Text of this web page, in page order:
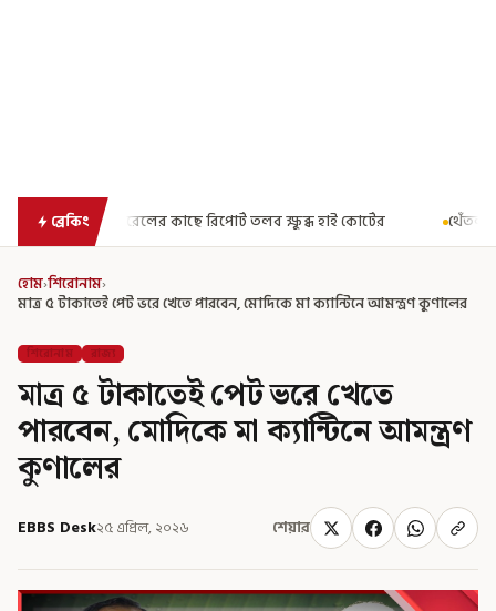
ব্রেকিং
রিপোর্ট তলব ক্ষুব্ধ হাই কোর্টের থেঁতলানো মাথা-গোপনাঙ্গে রড!
হোম›শিরোনাম›
মাত্র ৫ টাকাতেই পেট ভরে খেতে পারবেন, মোদিকে মা ক্যান্টিনে আমন্ত্রণ কুণালের
শিরোনাম রাজ্য
মাত্র ৫ টাকাতেই পেট ভরে খেতে
পারবেন, মোদিকে মা ক্যান্টিনে আমন্ত্রণ
কুণালের
EBBS Desk২৫ এপ্রিল, ২০২৬ শেয়ার